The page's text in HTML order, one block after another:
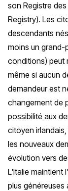
son Registre
Registry). Les
descendants
moins un grand-
conditions) peut
même si aucun
demandeur est
changement de
possibilité aux
citoyen
les nouveaux
évolution vers
L'Italie maintient
plus